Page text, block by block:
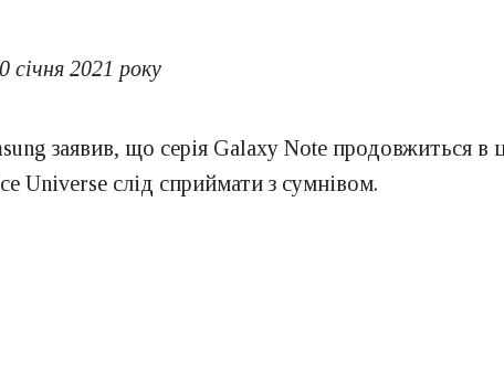
2021 року
заявив, що серія Galaxy Note продовжиться
Universe слід сприймати з сумнівом.